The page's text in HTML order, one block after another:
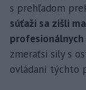
s prehľadom
súťaži sa zišli
profesionálnych
zmeraťsi sily s
ovládaní týchto